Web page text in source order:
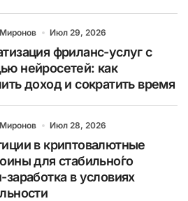
Июл 29, 2026
фриланс-услуг с
нейросетей: как
доход и сократить время
Июл 28, 2026
в криптовалютные
для стабильно́го
заработка в условиях